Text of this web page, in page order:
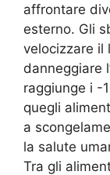
affrontare
esterno. Gli
velocizzare il
danneggiare
raggiunge i -
quegli
a
la salute
Tra gli